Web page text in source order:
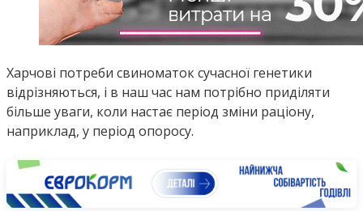
Харчові потреби свиноматок сучасної генетики
відрізняються, і в наш час нам потрібно приділяти
більше уваги, коли настає період зміни раціону,
наприклад, у період опоросу.